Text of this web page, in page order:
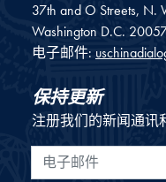
37th and O Streets, N.
Washington D.C.
电子邮件:
保持更新
注册我们的新闻通讯
电子邮件